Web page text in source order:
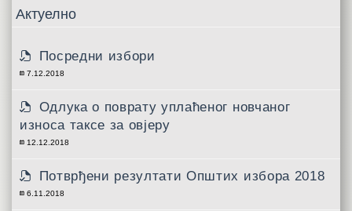
Актуелно
Посредни избори
7.12.2018
Одлука о поврату уплаћеног новчаног
износа таксе за овјеру
12.12.2018
Потврђени резултати Општих избора 2018
6.11.2018